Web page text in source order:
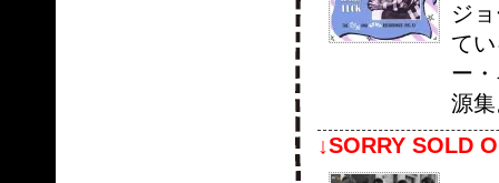
ジ
て
ー
源
↓SORRY SOLD